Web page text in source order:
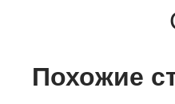
Похожие